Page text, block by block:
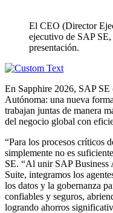
El CEO (Director
ejecutivo de SAP
presentación.
En Sapphire 2026, SAP
Autónoma: una nueva
trabajan juntas de manera
del negocio global con
“Para los procesos críticos
simplemente no es
SE. “Al unir SAP
Suite, integramos los
los datos y la gobernanza
confiables y seguros,
logrando ahorros